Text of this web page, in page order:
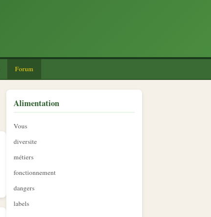
Forum
Alimentation
Vous
diversite
métiers
fonctionnement
dangers
labels